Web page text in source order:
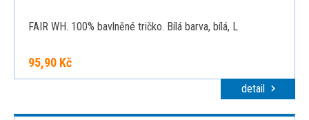
FAIR WH. 100% bavlněné tričko. Bílá barva, bílá, L
95,90 Kč
detail